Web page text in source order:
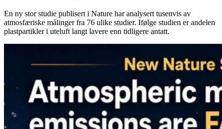
En ny stor studie publisert i Nature har analysert tusenvis av
atmosfæriske målinger fra 76 ulike studier. Ifølge studien er andelen
plastpartikler i uteluft langt lavere enn tidligere antatt.